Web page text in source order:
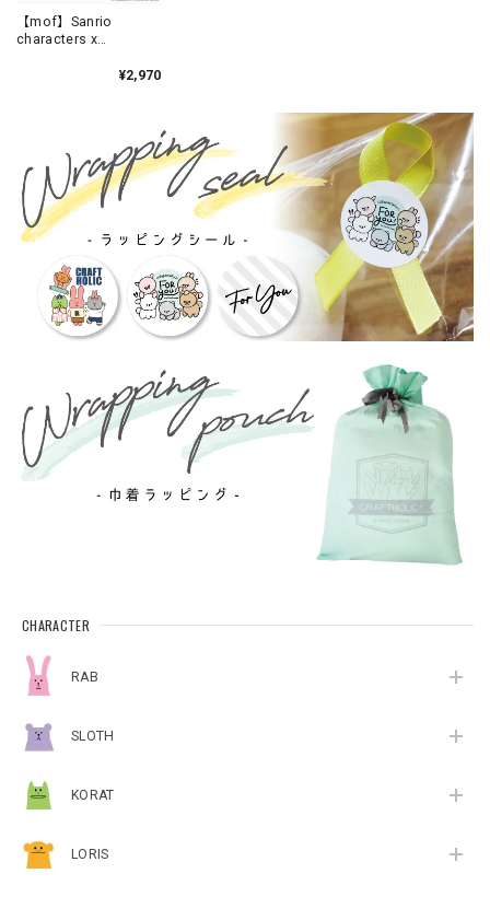
CHARACTER
RAB
SLOTH
KORAT
LORIS
【mof】Sanrio
characters x
しテノリマスコット¥2,970